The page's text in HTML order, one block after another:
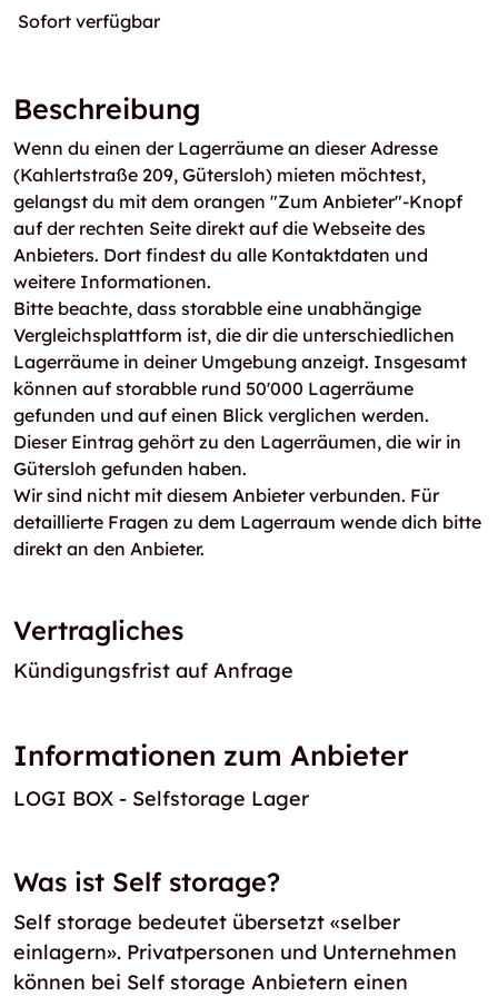
Sofort verfügbar
Beschreibung
Wenn du einen der Lagerräume an dieser Adresse
(Kahlertstraße 209, Gütersloh) mieten möchtest,
gelangst du mit dem orangen "Zum Anbieter"-Knopf
auf der rechten Seite direkt auf die Webseite des
Anbieters. Dort findest du alle Kontaktdaten und
weitere Informationen.
Bitte beachte, dass storabble eine unabhängige
Vergleichsplattform ist, die dir die unterschiedlichen
Lagerräume in deiner Umgebung anzeigt. Insgesamt
können auf storabble rund 50'000 Lagerräume
gefunden und auf einen Blick verglichen werden.
Dieser Eintrag gehört zu den Lagerräumen, die wir in
Gütersloh gefunden haben.
Wir sind nicht mit diesem Anbieter verbunden. Für
detaillierte Fragen zu dem Lagerraum wende dich bitte
direkt an den Anbieter.
Vertragliches
Kündigungsfrist auf Anfrage
Informationen zum Anbieter
LOGI BOX - Selfstorage Lager
Was ist Self storage?
Self storage bedeutet übersetzt «selber
einlagern». Privatpersonen und Unternehmen
können bei Self storage Anbietern einen